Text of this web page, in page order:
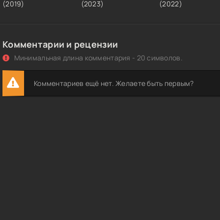
(2019)
(2023)
(2022)
Комментарии и рецензии
Минимальная длина комментария - 20 символов.
Комментариев ещё нет. Желаете быть первым?